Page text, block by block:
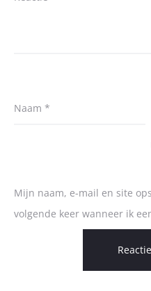
Naam *
Mijn naam, e-mail en site
volgende keer wanneer ik